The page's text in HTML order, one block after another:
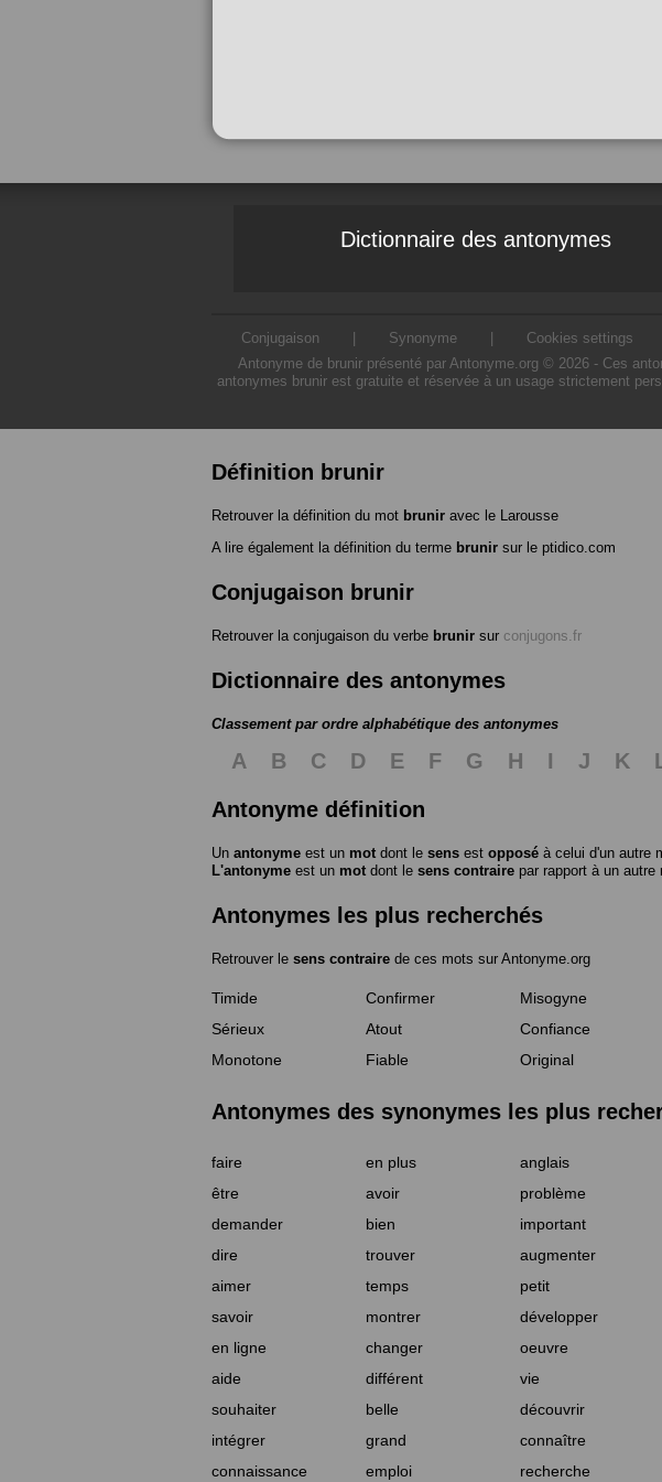
Dictionnaire des antonymes
Conjugaison Synonyme Cookies settings
Antonyme de brunir présenté par Antonyme.org © 2026 - Ces
antonymes brunir est gratuite et réservée à un usage strictement
Définition brunir
Retrouver la définition du mot brunir avec le Larousse
A lire également la définition du terme brunir sur le ptidico.com
Conjugaison brunir
Retrouver la conjugaison du verbe brunir sur conjugons.fr
Dictionnaire des antonymes
Classement par ordre alphabétique des antonymes
A B C D E F G H I J K
Antonyme définition
Un antonyme est un mot dont le sens est opposé à celui d'un autre
L'antonyme est un mot dont le sens contraire par rapport à un autre
Antonymes les plus recherchés
Retrouver le sens contraire de ces mots sur Antonyme.org
Timide Confirmer Misogyne
Sérieux
Atout Confiance
Monotone
Fiable Original
Antonymes des synonymes les plus
faire en plus anglais
être
avoir problème
demander
bien important
dire
trouver augmenter
aimer
temps petit
savoir
montrer développer
en ligne
changer oeuvre
aide
différent vie
souhaiter
belle découvrir
intégrer
grand connaître
connaissance
emploi recherche